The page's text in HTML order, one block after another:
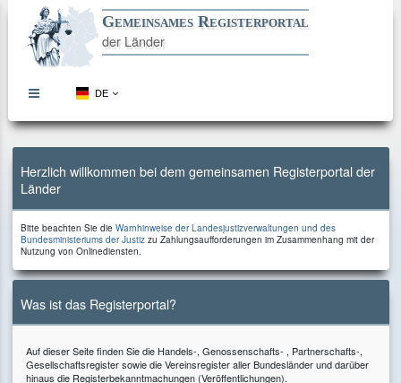
Gemeinsames Registerportal
der Länder
button
DE
Direkt
zum
Direkt
zur
Direkt
zur
Direkt
zum
Herzlich willkommen bei dem gemeinsamen Registerportal der
Länder
Bitte
beachten
Sie
Bitte beachten Sie die Warnhinweise der Landesjustizverwaltungen und des
Bundesministeriums der Justiz zu
Zusammenhang
Nutzung
zu Zahlungsaufforderungen im Zusammenhang mit der
Nutzung von Onlinediensten.
Was ist das Registerportal?
Auf dieser Seite finden Sie die Handels-, Genossenschafts- , Partnerschafts-,
Gesellschaftsregister sowie die Vereinsregister aller Bundesländer und darüber
hinaus die Registerbekanntmachungen (Veröffentlichungen).